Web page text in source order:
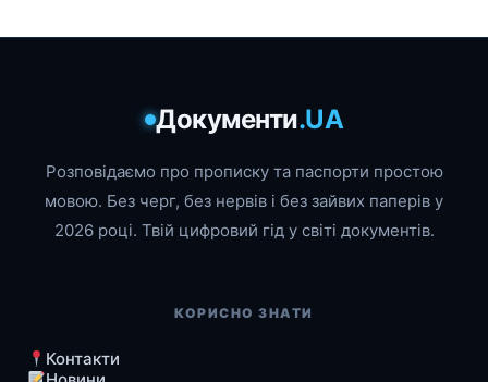
Документи.UA
Розповідаємо про прописку та паспорти простою
мовою. Без черг, без нервів і без зайвих паперів у
2026 році. Твій цифровий гід у світі документів.
КОРИСНО ЗНАТИ
Контакти